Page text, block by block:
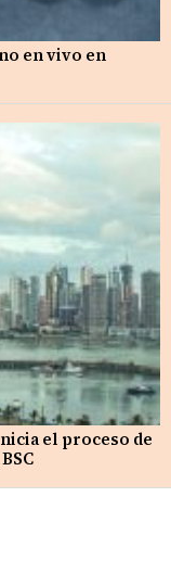
en vivo en
el proceso de